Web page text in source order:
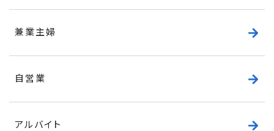
兼業主婦
自営業
アルバイト